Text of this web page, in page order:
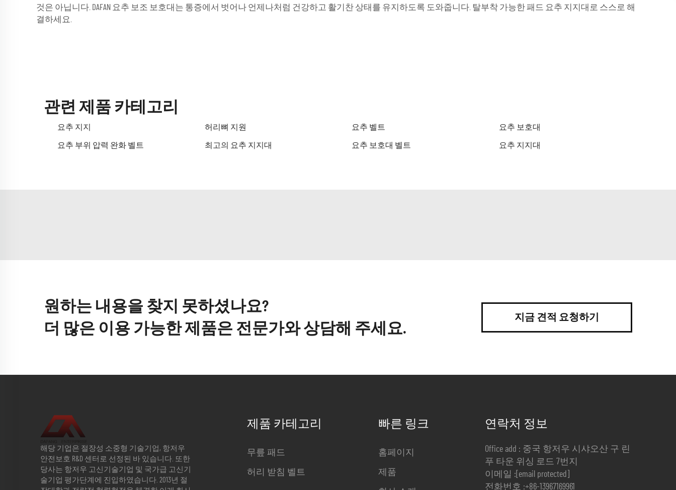
것은 아닙니다. DAFAN 요추 보조 보호대는 통증에서 벗어나 언제나처럼 건강하고 활기찬 상태를 유지하도록 도와줍니다. 탈부착 가능한 패드 요추 지지대로 스스로 해
결하세요.
관련 제품 카테고리
요추 지지 허리뼈 지원 요추 벨트 요추 보호대
요추 부위 압력 완화 벨트 최고의 요추 지지대 요추 보호대 벨트 요추 지지대
원하는 내용을 찾지 못하셨나요?
더 많은 이용 가능한 제품은 전문가와 상담해 주세요.
지금 견적 요청하기
해당 기업은 절장성 소중형 기술기업, 항저우
안전보호 R&D 센터로 선정된 바 있습니다. 또한
당사는 항저우 고신기술기업 및 국가급 고신기
술기업 평가단계에 진입하였습니다. 2013년 절
제품 카테고리
무릎 패드
허리 받침 벨트
빠른 링크
홈페이지
제품
연락처 정보
Office add : 중국 항저우 시샤오산 구 린
푸 타운 위싱 로드 7번지
이메일 : [email protected]
전화번호 :+86-13967169961